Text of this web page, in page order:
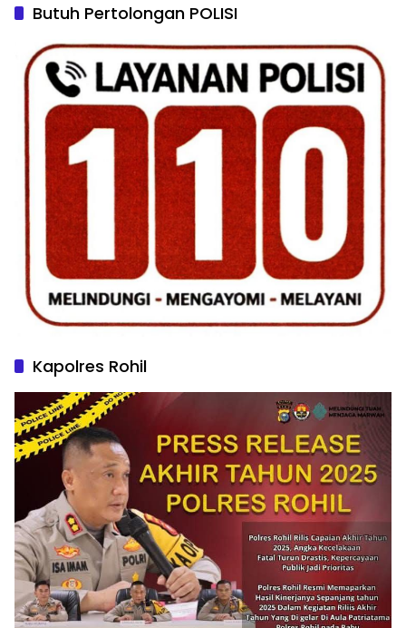
Butuh Pertolongan POLISI
Kapolres Rohil